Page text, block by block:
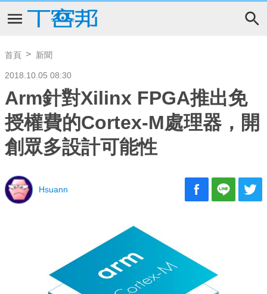
首頁 新聞
2018.10.05 08:30
Arm針對Xilinx FPGA推出免
授權費的Cortex-M處理器，開
創眾多設計可能性
Hsuann